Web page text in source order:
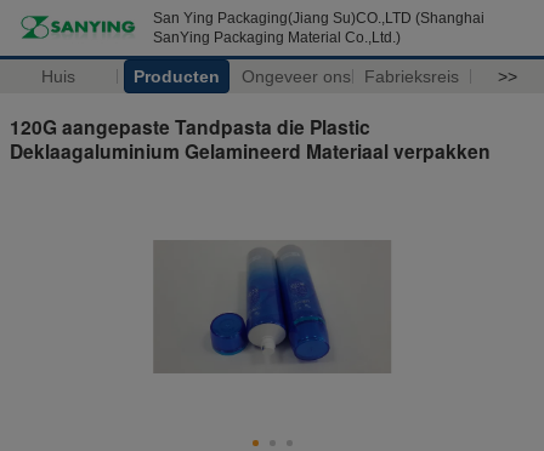
San Ying Packaging(Jiang Su)CO.,LTD (Shanghai
SanYing Packaging Material Co.,Ltd.)
Huis Producten Ongeveer ons Fabrieksreis >>
120G aangepaste Tandpasta die Plastic
Deklaagaluminium Gelamineerd Materiaal verpakken